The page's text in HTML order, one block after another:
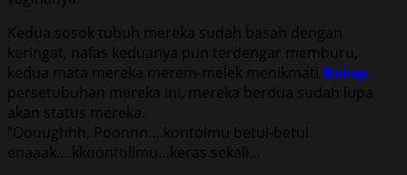
Kedua sosok tubuh mereka sudah basah dengan
keringat, nafas keduanya pun terdengar memburu,
kedua mata mereka merem-melek menikmati Bokep
persetubuhan mereka ini, mereka berdua sudah lupa
akan status mereka.
“Oouughhh, Poonnn….kontolmu betul-betul
enaaak….kkoontollmu…keras sekali…